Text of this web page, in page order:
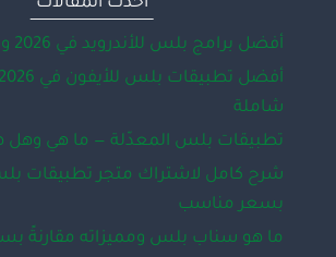
أحدث المقالات
أفضل برامج بلس للأندرويد في 2026 وكيف تشتغل
شاملة
تطبيقات بلس المعدّلة — ما هي وهل
شرح كامل لاشتراك متجر تطبيقات
بسعر مناسب
ما هو سناب بلس ومميزاته مقارنةً